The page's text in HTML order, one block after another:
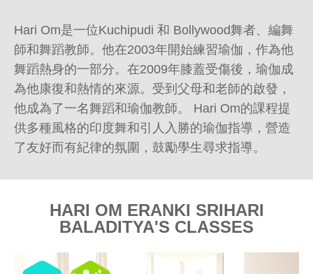
Hari Om是一位Kuchipudi 和 Bollywood舞者、編舞
師和舞蹈教師。他在2003年開始練習瑜伽，作為他
舞蹈熱身的一部分。在2009年膝蓋受傷後，瑜伽成
為他康復和熱情的來源。受到父母和老師的啟發，
他成為了一名舞蹈和瑜伽教師。 Hari Om的課程提
供多種風格的印度舞和引人入勝的瑜伽指導，營造
了友好而有紀律的氛圍，鼓勵學生尋求指導。
HARI OM ERANKI SRIHARI
BALADITYA'S CLASSES